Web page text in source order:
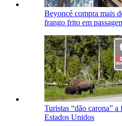
Beyoncé compra mais
frango frito em
Turistas “dão carona”
Estados Unidos